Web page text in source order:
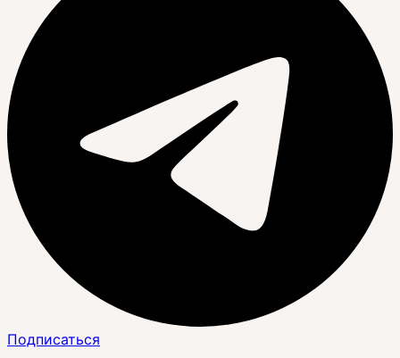
Подписаться